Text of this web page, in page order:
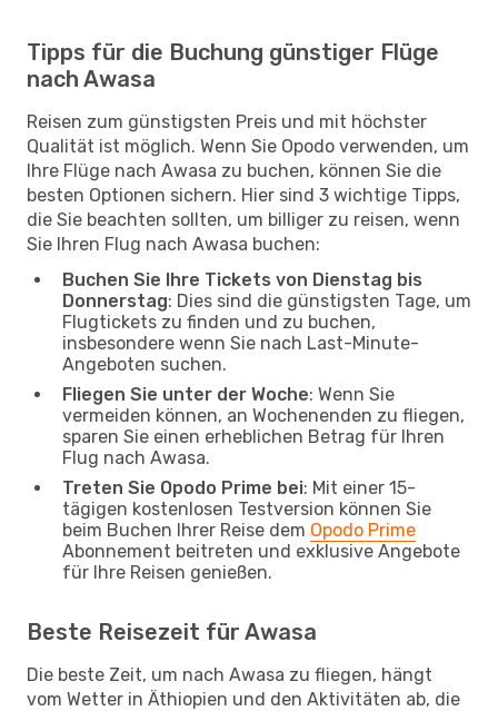
Tipps für die Buchung günstiger Flüge
nach Awasa
Reisen zum günstigsten Preis und mit höchster
Qualität ist möglich. Wenn Sie Opodo verwenden, um
Ihre Flüge nach Awasa zu buchen, können Sie die
besten Optionen sichern. Hier sind 3 wichtige Tipps,
die Sie beachten sollten, um billiger zu reisen, wenn
Sie Ihren Flug nach Awasa buchen:
Buchen Sie Ihre Tickets von Dienstag bis
Donnerstag: Dies sind die günstigsten Tage, um
Flugtickets zu finden und zu buchen,
insbesondere wenn Sie nach Last-Minute-
Angeboten suchen.
Fliegen Sie unter der Woche: Wenn Sie
vermeiden können, an Wochenenden zu fliegen,
sparen Sie einen erheblichen Betrag für Ihren
Flug nach Awasa.
Treten Sie Opodo Prime bei: Mit einer 15-
tägigen kostenlosen Testversion können Sie
beim Buchen Ihrer Reise dem Opodo Prime
Abonnement beitreten und exklusive Angebote
für Ihre Reisen genießen.
Beste Reisezeit für Awasa
Die beste Zeit, um nach Awasa zu fliegen, hängt
vom Wetter in Äthiopien und den Aktivitäten ab, die